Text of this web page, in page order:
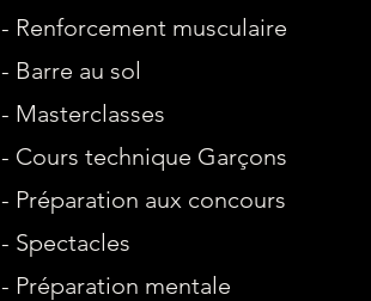
- Renforcement musculaire
- Barre au sol
- Masterclasses
- Cours technique Garçons
- Préparation aux concours
- Spectacles
- Préparation mentale